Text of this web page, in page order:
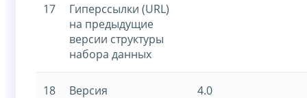
17
Гиперссылки (URL)
на предыдущие
версии структуры
набора данных
18
Версия
4.0